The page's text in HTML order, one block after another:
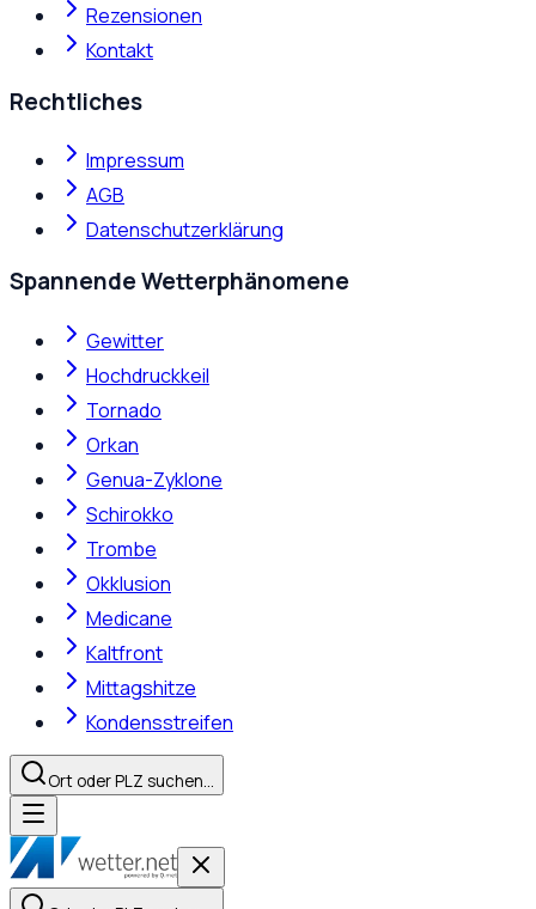
Rezensionen
Kontakt
Rechtliches
Impressum
AGB
Datenschutzerklärung
Spannende Wetterphänomene
Gewitter
Hochdruckkeil
Tornado
Orkan
Genua-Zyklone
Schirokko
Trombe
Okklusion
Medicane
Kaltfront
Mittagshitze
Kondensstreifen
Ort oder PLZ suchen…